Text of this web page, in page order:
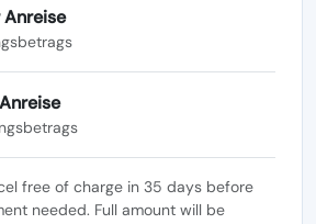
free of charge in 35 days before
needed. Full amount will be